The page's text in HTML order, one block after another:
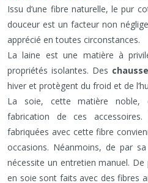
Issu d’une fibre naturelle, le pur
douceur est un facteur non
apprécié en toutes circonstances.
La laine est une matière à
propriétés isolantes. Des
hiver et protègent du froid et de
La soie, cette matière noble,
fabrication de ces
fabriquées avec cette fibre
occasions. Néanmoins, de par
nécessite un entretien manuel.
en soie sont faits avec des fibres